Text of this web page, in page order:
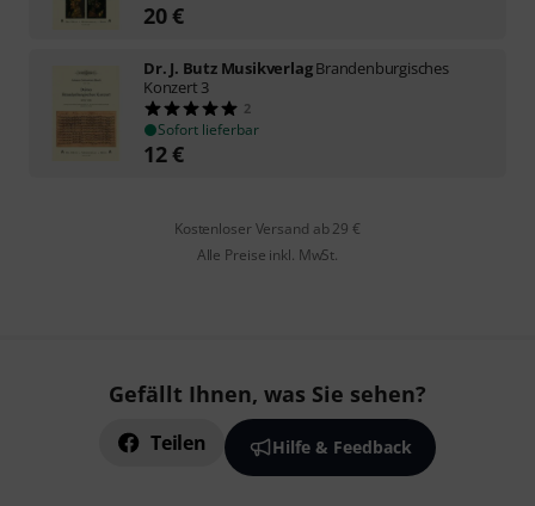
20€
Dr. J. Butz MusikverlagBrandenburgisches
Konzert 3
2
Sofort lieferbar
12€
Kostenloser Versand ab 29 €
Alle Preise inkl. MwSt.
Gefällt Ihnen, was Sie sehen?
Teilen Hilfe & Feedback